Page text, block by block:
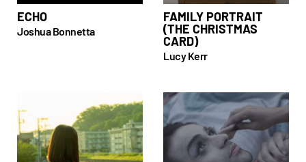
ECHO
Joshua Bonnetta
FAMILY PORTRAIT
(THE CHRISTMAS
CARD)
Lucy Kerr